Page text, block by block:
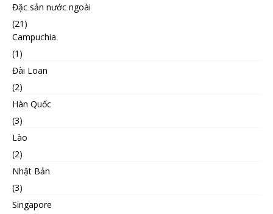
Đặc sản nước ngoài
(21)
Campuchia
(1)
Đài Loan
(2)
Hàn Quốc
(3)
Lào
(2)
Nhật Bản
(3)
Singapore